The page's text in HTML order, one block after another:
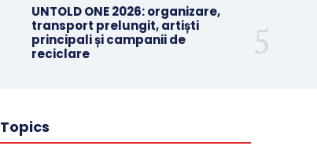
UNTOLD ONE 2026: organizare,
transport prelungit, artiști
principali și campanii de
reciclare
Topics